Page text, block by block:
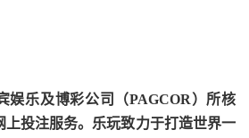
娱乐及博彩公司（PAGCOR）所核
上投注服务。乐玩致力于打造世界一